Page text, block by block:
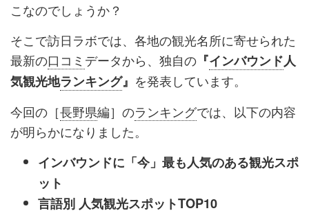
こなのでしょうか？
そこで訪日ラボでは、各地の観光名所に寄せられた
最新の口コミ データから、独自の 『インバウンド人
気観光地ランキング』 を発表しています。
今回の［長野県編］のランキングでは、以下の内容
が明らかになりました。
インバウンドに「今」最も人気のある観光スポ
ット
言語別 人気観光スポットTOP10